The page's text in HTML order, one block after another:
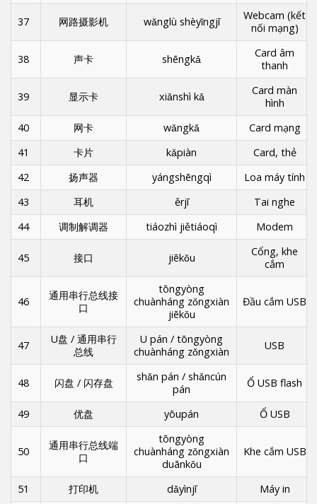
37 网路摄影机 wǎnglù shèyǐngjī
Webcam (kết
nối mạng)
38 声卡 shēngkǎ
Card âm
thanh
39 显示卡 xiǎnshì kǎ
Card màn
hình
40
网卡 wǎngkǎ
Card mạng
41
卡片 kǎpiàn
Card, thẻ
42
扬声器 yángshēngqì
Loa máy tính
43
耳机 ěrjī
Tai nghe
44
调制解调器 tiáozhì jiětiáoqì Modem
45 接口 jiēkǒu
Cổng, khe
cắm
46
通用串行总线接
口
tōngyòng
chuànháng zǒngxiàn
jiēkǒu
Đầu cắm USB
47
U盘 / 通用串行
总线
U pán / tōngyòng
chuànháng zǒngxiàn
USB
48 闪盘 / 闪存盘
shǎn pán / shǎncún
pán
Ổ USB flash
49 优盘 yōupán Ổ USB
50
通用串行总线端
口
tōngyòng
chuànháng zǒngxiàn
duānkǒu
Khe cắm USB
51 打印机 dǎyìnjī
Máy in